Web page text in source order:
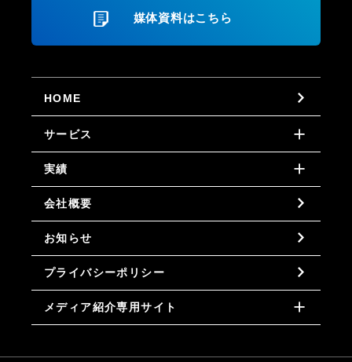
媒体資料はこちら
HOME
サービス
実績
会社概要
お知らせ
プライバシーポリシー
メディア紹介専用サイト